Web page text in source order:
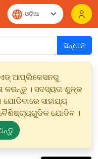
ସନ୍ଧାନ
ଆପ୍ଲିକେସନରୁ
କରନ୍ତୁ । ସଦସ୍ୟତା ଶୁଳ୍କ
ଯୋଡିବାରେ ସାହାଯ୍ୟ
ଯୋଡିବ ।